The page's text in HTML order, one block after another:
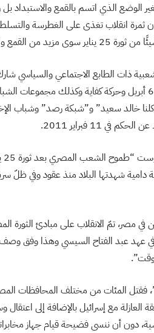
الوضع الذي اتسم بالقمع والاستبداد
انقلاب تغذى على الغطرسة
والاستبداد.
من التحركات الشعبية ذات الطابع الاجتماعي
المعارضة المصرية والمستقلين، من بينهم حركة شباب 6 أبريل وحركة كفاية
خالد سعيد” و”شبكة رصد” وشباب
فبراير 2011.
دامية شهدتها البلاد منذ عقود وفي ظلّ
مصر، تمّ الانقلاب على مبادئ الثورة
عهد عبد الفتاح السيسي وهذا وفق وصف
فقتل المئات من مختلف المحافظات
العازلة مع إسرائيل بالإضافة إلى